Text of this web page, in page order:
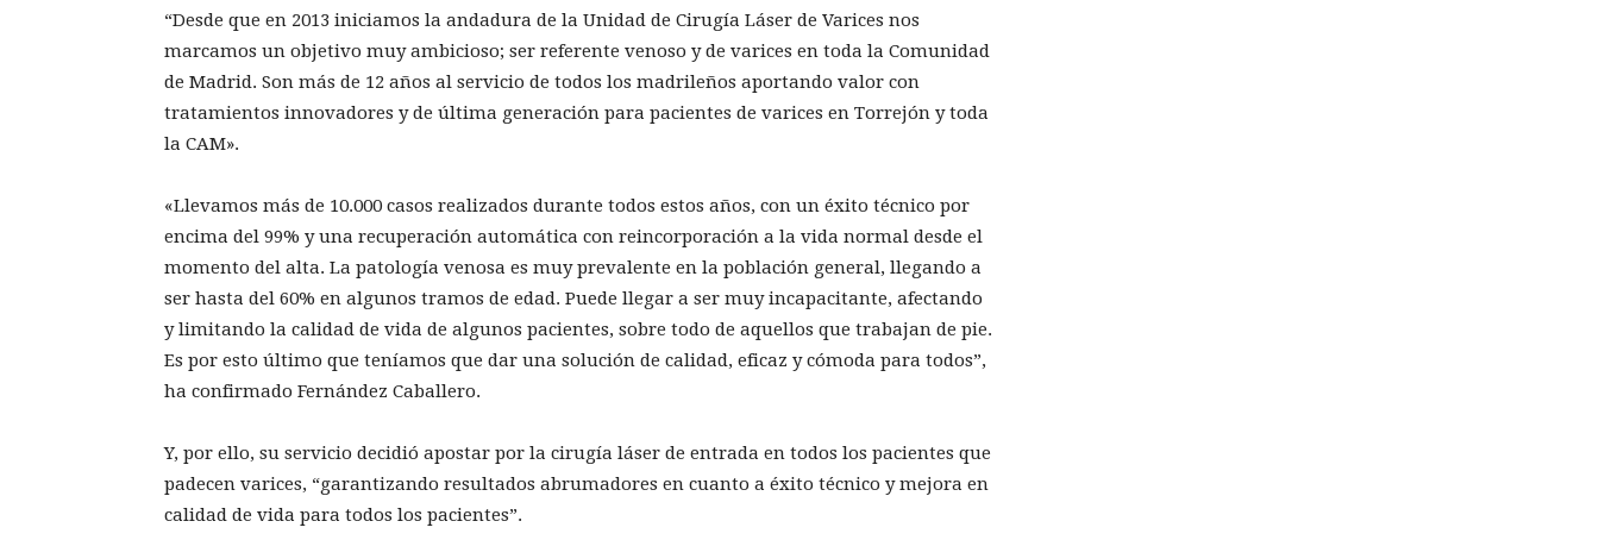
“Desde que en 2013 iniciamos la andadura de la Unidad de Cirugía Láser de Varices nos
marcamos un objetivo muy ambicioso; ser referente venoso y de varices en toda la Comunidad
de Madrid. Son más de 12 años al servicio de todos los madrileños aportando valor con
tratamientos innovadores y de última generación para pacientes de varices en Torrejón y toda
la CAM».
«Llevamos más de 10.000 casos realizados durante todos estos años, con un éxito técnico por
encima del 99% y una recuperación automática con reincorporación a la vida normal desde el
momento del alta. La patología venosa es muy prevalente en la población general, llegando a
ser hasta del 60% en algunos tramos de edad. Puede llegar a ser muy incapacitante, afectando
y limitando la calidad de vida de algunos pacientes, sobre todo de aquellos que trabajan de pie.
Es por esto último que teníamos que dar una solución de calidad, eficaz y cómoda para todos”,
ha confirmado Fernández Caballero.
Y, por ello, su servicio decidió apostar por la cirugía láser de entrada en todos los pacientes que
padecen varices, “garantizando resultados abrumadores en cuanto a éxito técnico y mejora en
calidad de vida para todos los pacientes”.